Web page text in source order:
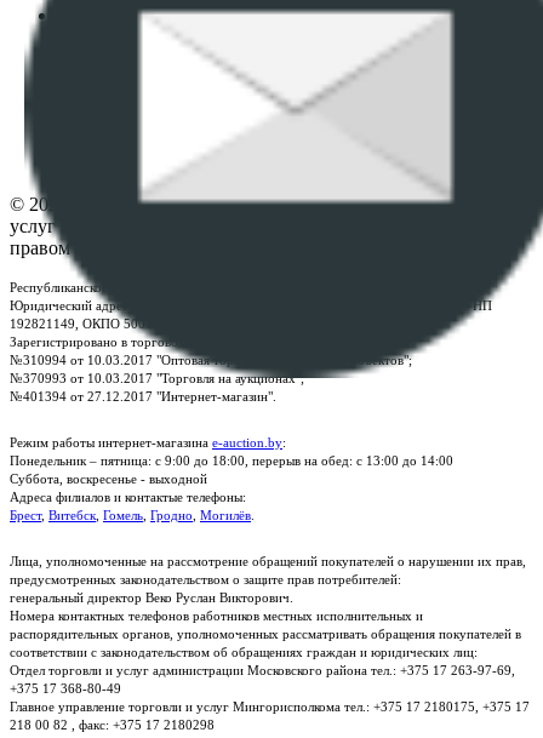
Политика в отношении обработки персональных
ПОЛОЖЕНИЕ О ПОЛИТИКЕ ОБРАБОТКИ COOKIE-
Настройки cookie-файлов
© 2026 Республиканское унитарное предприятие по оказанию
услуг "БелЮрОбеспечение" - Все права защищены авторским
правом
Республиканское унитарное предприятие по оказанию услуг "БелЮрОбеспечение"
Юридический адрес: г. Минск, пр-т. Дзержинского, 1Б, e-mail:
, УНП
192821149, ОКПО 500111895000
Зарегистрировано в торговом реестре Республики Беларусь:
№310994 от 10.03.2017 "Оптовая торговля без торговых объектов";
№370993 от 10.03.2017 "Торговля на аукционах";
№401394 от 27.12.2017 "Интернет-магазин".
Режим работы интернет-магазина e-auction.by:
Понедельник – пятница: с 9:00 до 18:00, перерыв на обед: с 13:00 до 14:00
Суббота, воскресенье - выходной
Адреса филиалов и контактые телефоны:
Брест, Витебск Гомель Гродно Могилёв
Лица, уполномоченные на рассмотрение обращений покупателей о нарушении их прав,
предусмотренных законодательством о защите прав потребителей:
генеральный директор Веко Руслан Викторович.
Номера контактных телефонов работников местных исполнительных и
распорядительных органов, уполномоченных рассматривать обращения покупателей в
соответствии с законодательством об обращениях граждан и юридических лиц:
Отдел торговли и услуг администрации Московского района тел.: +375 17 263-97-69,
+375 17 368-80-49
Главное управление торговли и услуг Мингорисполкома тел.: +375 17 2180175, +375 17
218 00 82 , факс: +375 17 2180298